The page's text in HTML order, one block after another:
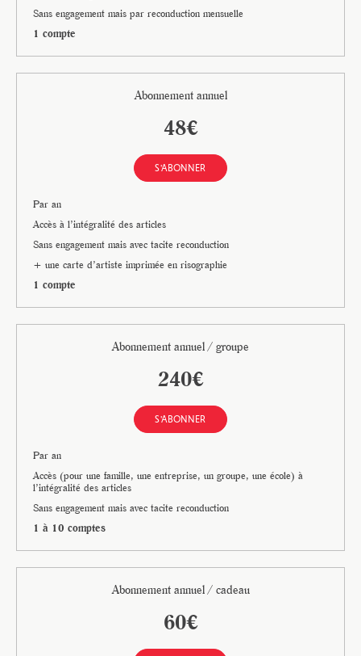
Sans engagement mais par reconduction mensuelle
1 compte
Abonnement annuel
48€
S'ABONNER
Par an
Accès à l’intégralité des articles
Sans engagement mais avec tacite reconduction
+ une carte d’artiste imprimée en risographie
1 compte
Abonnement annuel / groupe
240€
S'ABONNER
Par an
Accès (pour une famille, une entreprise, un groupe, une école) à
l’intégralité des articles
Sans engagement mais avec tacite reconduction
1 à 10 comptes
Abonnement annuel / cadeau
60€